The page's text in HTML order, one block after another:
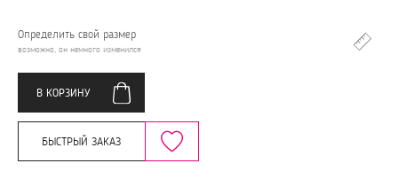
Определить свой размер
возможно, он немного изменился
В КОРЗИНУ
БЫСТРЫЙ ЗАКАЗ